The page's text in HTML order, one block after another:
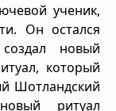
ученик,
Он остался
новый
который
Шотландский
ритуал